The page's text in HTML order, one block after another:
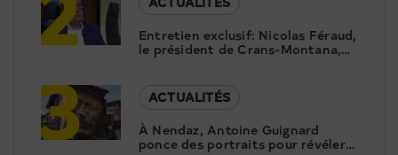
Entretien exclusif: Nicolas Féraud,
le président de Crans-Montana,
répond aux questions de Canal9
3
ACTUALITÉS
À Nendaz, Antoine Guignard
ponce des portraits pour révéler